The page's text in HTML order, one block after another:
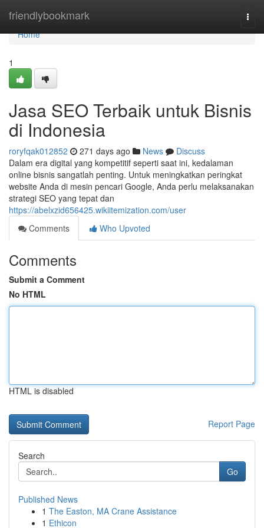
friendlybookmark
Home
Home
1
Jasa SEO Terbaik untuk Bisnis
di Indonesia
roryfqak012852 271 days ago News
Discuss
Dalam era digital yang kompetitif seperti saat ini, kedalaman
online bisnis sangatlah penting. Untuk meningkatkan peringkat
website Anda di mesin pencari Google, Anda perlu melaksanakan
strategi SEO yang tepat dan
https://abelxzid656425.wikiitemization.com/user
Comments
Who Upvoted
Comments
Submit a Comment
No HTML
HTML is disabled
Report Page
Search
Go
Published News
1 The Easton, MA Crane Assistance
1 Ethicon